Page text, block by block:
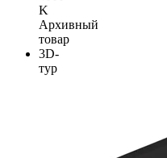
K
Архивный
товар
3D-
тур